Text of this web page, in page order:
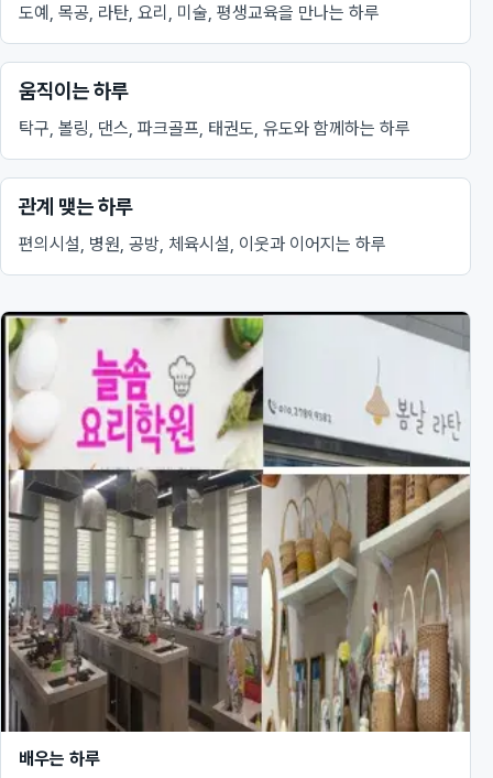
도예, 목공, 라탄, 요리, 미술, 평생교육을 만나는 하루
움직이는 하루
탁구, 볼링, 댄스, 파크골프, 태권도, 유도와 함께하는 하루
관계 맺는 하루
편의시설, 병원, 공방, 체육시설, 이웃과 이어지는 하루
배우는 하루